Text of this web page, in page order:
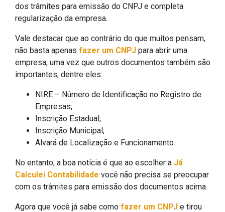
dos trâmites para emissão do CNPJ e completa
regularização da empresa.
Vale destacar que ao contrário do que muitos pensam,
não basta apenas fazer um CNPJ para abrir uma
empresa, uma vez que outros documentos também são
importantes, dentre eles:
NIRE – Número de Identificação no Registro de
Empresas;
Inscrição Estadual;
Inscrição Municipal;
Alvará de Localização e Funcionamento.
No entanto, a boa notícia é que ao escolher a Já
Calculei Contabilidade você não precisa se preocupar
com os trâmites para emissão dos documentos acima.
Agora que você já sabe como fazer um CNPJ e tirou